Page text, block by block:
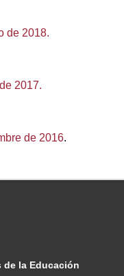
de 2018.
2017.
de 2016.
de la Educación